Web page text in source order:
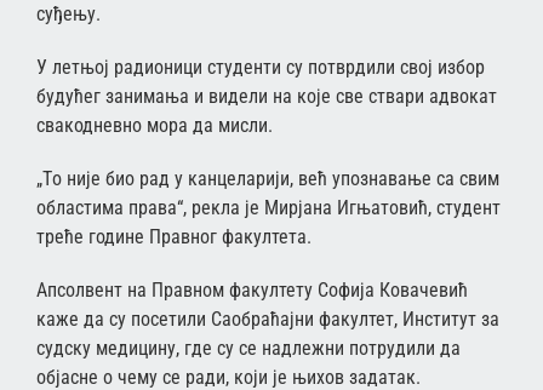
суђењу.
У летњој радионици студенти су потврдили свој избор
будућег занимања и видели на које све ствари адвокат
свакодневно мора да мисли.
„Tо није био рад у канцеларији, већ упознавање са свим
областима права“, рекла је Мирјана Игњатовић, студент
треће године Правног факултета.
Апсолвент на Правном факултету Софија Ковачевић
каже да су посетили Саобраћајни факултет, Институт за
судску медицину, где су се надлежни потрудили да
објасне о чему се ради, који је њихов задатак.